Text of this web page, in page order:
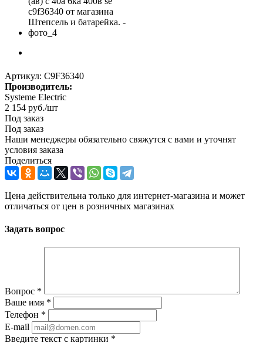
Артикул: C9F36340
Производитель:
Systeme Electric
2 154 руб./шт
Под заказ
Под заказ
Наши менеджеры обязательно свяжутся с вами и уточнят
условия заказа
Поделиться
Цена действительна только для интернет-магазина и может
отличаться от цен в розничных магазинах
Задать вопрос
Вопрос *
Ваше имя *
Телефон *
E-mail
Введите текст с картинки *